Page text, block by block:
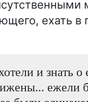
ехать в
и знать о
ежели